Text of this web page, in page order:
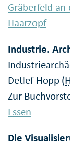
Gräberfeld an
Haarzopf
Industrie.
Detlef Hopp (
Zur
Essen
Die